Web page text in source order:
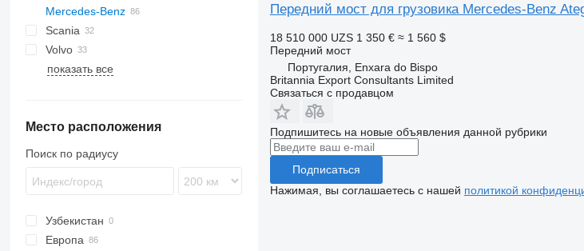
XF
YA
Eurotech
Eurotrakker
Magirus
Mago
F90
L2000
TGA
TGM
Mercedes-Benz
A-Class
Actros
Antos
Atego 1824
Axor
S-Class
SK
Canter
Cabstar
Kerax
Magnum
Mascott
T-series
Scania
R-series
Volvo
FH
FMX
показать все
Место расположения
Поиск по радиусу
Узбекистан
Европа
Передний мост для грузовика Mercedes-Benz
18 510 000 UZS 1 350 € ≈ 1 560 $
Передний мост
Португалия, Enxara do Bispo
Britannia Export Consultants Limited
Связаться с продавцом
Подпишитесь на новые объявления данной рубрики
Подписаться
Нажимая, вы соглашаетесь с нашей политикой